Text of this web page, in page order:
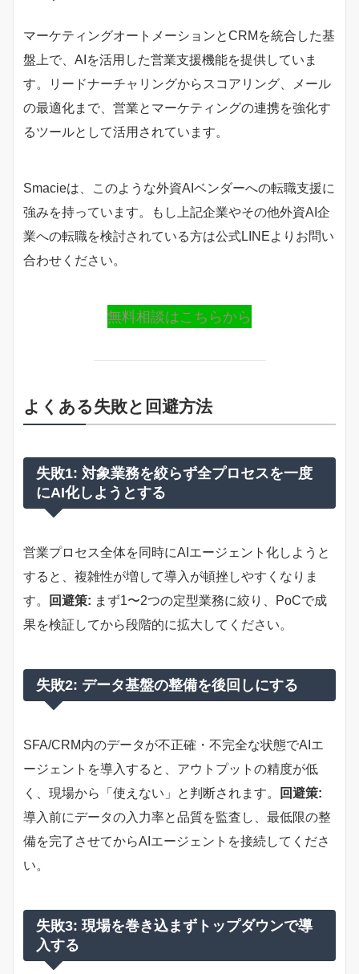
マーケティングオートメーションとCRMを統合した基
盤上で、AIを活用した営業支援機能を提供していま
す。リードナーチャリングからスコアリング、メール
の最適化まで、営業とマーケティングの連携を強化す
るツールとして活用されています。
Smacieは、このような外資AIベンダーへの転職支援に
強みを持っています。もし上記企業やその他外資AI企
業への転職を検討されている方は公式LINEよりお問い
合わせください。
無料相談はこちらから
よくある失敗と回避方法
失敗1: 対象業務を絞らず全プロセスを一度
にAI化しようとする
営業プロセス全体を同時にAIエージェント化しようと
すると、複雑性が増して導入が頓挫しやすくなりま
す。
回避策: まず1〜2つの定型業務に絞り、PoCで成
果を検証してから段階的に拡大してください。
失敗2: データ基盤の整備を後回しにする
SFA/CRM内のデータが不正確・不完全な状態でAIエ
ージェントを導入すると、アウトプットの精度が低
く、現場から「使えない」と判断されます。
回避策:
導入前にデータの入力率と品質を監査し、最低限の整
備を完了させてからAIエージェントを接続してくださ
い。
失敗3: 現場を巻き込まずトップダウンで導
入する